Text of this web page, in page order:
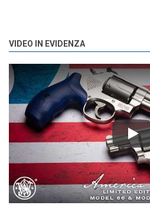
VIDEO IN EVIDENZA
Play